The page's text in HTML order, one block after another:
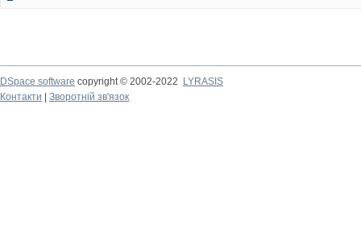
DSpace software copyright © 2002-2022
LYRASIS
Контакти
Зворотній зв'язок